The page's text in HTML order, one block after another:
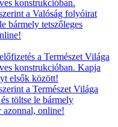
konstrukcióban.
a Valóság folyóirat
bármely tetszőleges
a Természet Világa
konstrukcióban. Kapja
elsők között!
a Természet Világa
töltse le bármely
azonnal, online!